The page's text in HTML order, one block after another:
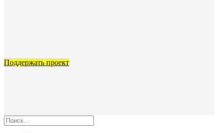
Поддержать проект